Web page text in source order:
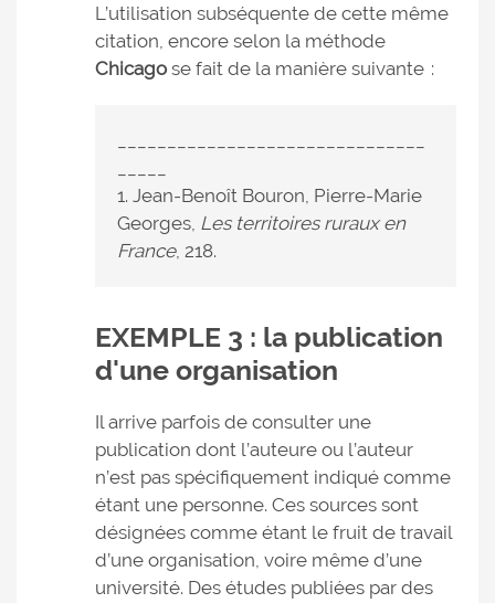
L’utilisation subséquente de cette même
citation, encore selon la méthode
Chicago se fait de la manière suivante :
1. Jean-Benoît Bouron, Pierre-Marie
Georges, Les territoires ruraux en
France, 218.
EXEMPLE 3 : la publication
d'une organisation
Il arrive parfois de consulter une
publication dont l’auteure ou l’auteur
n’est pas spécifiquement indiqué comme
étant une personne. Ces sources sont
désignées comme étant le fruit de travail
d’une organisation, voire même d’une
université. Des études publiées par des